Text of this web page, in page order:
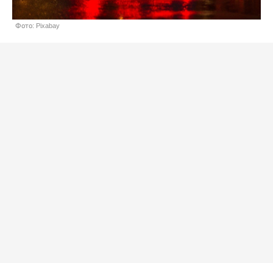
Фото: Pixabay